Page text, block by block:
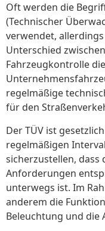
Oft werden die
(Technischer
verwendet,
Unterschied
Fahrzeugkontrolle
regelmäßige
für den
Der TÜV ist
regelmäßigen
sicherzustellen, dass
Anforderungen
unterwegs ist. Im
anderem die
Beleuchtung und